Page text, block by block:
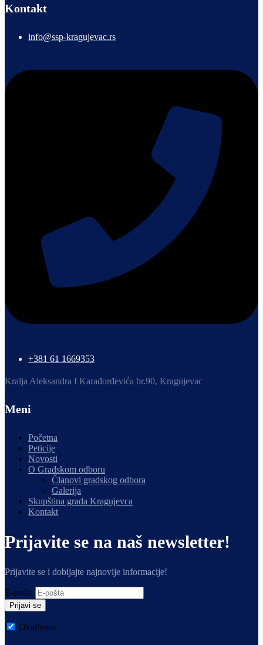
Kontakt
info@ssp-kragujevac.rs
+381 61 1669353
Kralja Aleksandra I Karađorđevića br.90, Kragujevac
Meni
Početna
Peticije
Novosti
O Gradskom odboru
Članovi gradskog odbora
Galerija
Skupština grada Kragujevca
Kontakt
Prijavite se na naš newsletter!
Prijavite se i dobijajte najnovije informacije!
E-pošta
Prijavi se
Ovatheme